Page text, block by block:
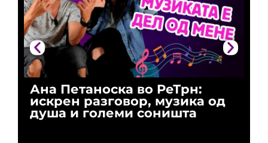
Ана Петаноска во РеТрн:
искрен разговор, музика од
душа и големи соништа